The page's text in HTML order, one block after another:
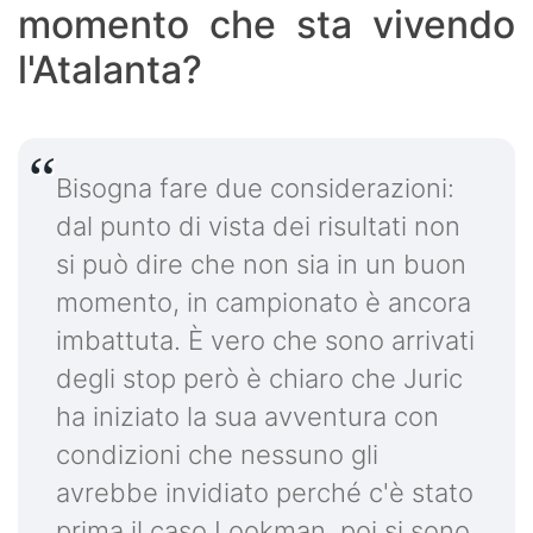
momento che sta vivendo
l'Atalanta?
Bisogna fare due considerazioni:
dal punto di vista dei risultati non
si può dire che non sia in un buon
momento, in campionato è ancora
imbattuta. È vero che sono arrivati
degli stop però è chiaro che Juric
ha iniziato la sua avventura con
condizioni che nessuno gli
avrebbe invidiato perché c'è stato